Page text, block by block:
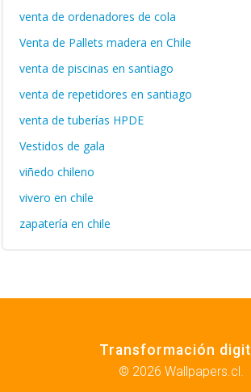
venta de ordenadores de cola
Venta de Pallets madera en Chile
venta de piscinas en santiago
venta de repetidores en santiago
venta de tuberías HPDE
Vestidos de gala
viñedo chileno
vivero en chile
zapatería en chile
Transformación
© 2026 Wallpapers.cl.